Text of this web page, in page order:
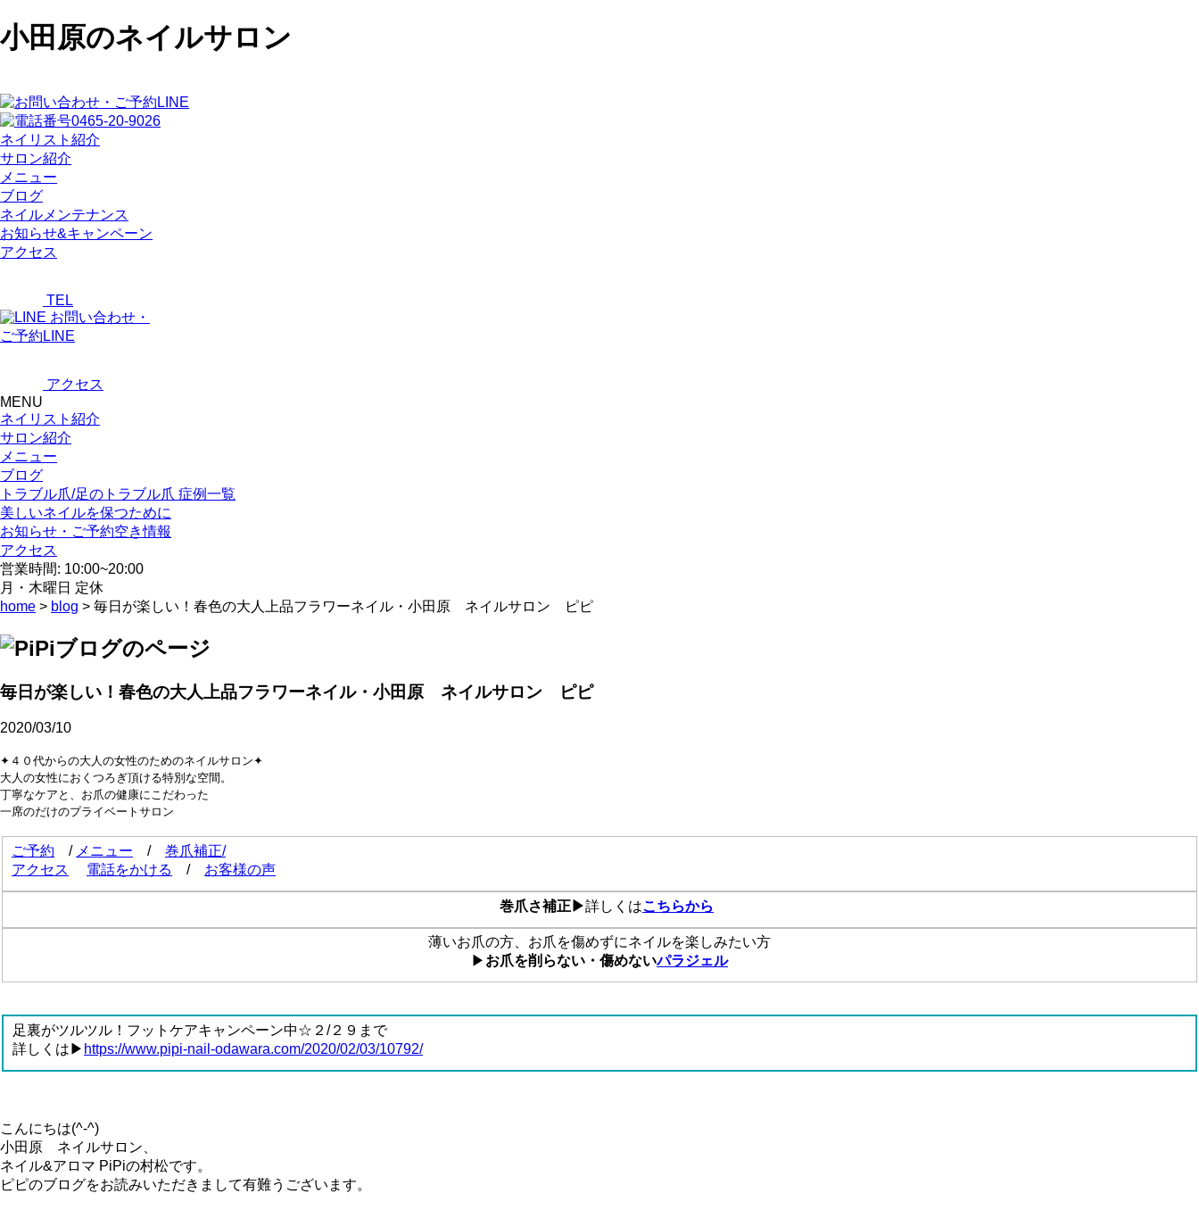
小田原のネイルサロン
ネイリスト紹介
サロン紹介
メニュー
ブログ
ネイルメンテナンス
お知らせ&キャンペーン
アクセス
TEL
お問い合わせ・
ご予約LINE
アクセス
MENU
ネイリスト紹介
サロン紹介
メニュー
ブログ
トラブル爪/足のトラブル爪 症例一覧
美しいネイルを保つために
お知らせ・ご予約空き情報
アクセス
営業時間: 10:00~20:00
月・木曜日 定休
home > blog > 毎日が楽しい！春色の大人上品フラワーネイル・小田原 ネイルサロン ピピ
毎日が楽しい！春色の大人上品フラワーネイル・小田原 ネイルサロン ピピ
2020/03/10
✦４０代からの大人の女性のためのネイルサロン✦
大人の女性におくつろぎ頂ける特別な空間。
丁寧なケアと、お爪の健康にこだわった
一席のだけのプライベートサロン
ご予約 / メニュー / 巻爪補正/
アクセス
電話をかける / お客様の声
巻爪さ補正▶詳しくはこちらから
薄いお爪の方、お爪を傷めずにネイルを楽しみたい方
▶ お爪を削らない・傷めないパラジェル
足裏がツルツル！フットケアキャンペーン中☆２/２９まで
詳しくは▶ https://www.pipi-nail-odawara.com/2020/02/03/10792/
こんにちは(^-^)
小田原 ネイルサロン、
ネイル&アロマ PiPiの村松です。
ピピのブログをお読みいただきまして有難うございます。